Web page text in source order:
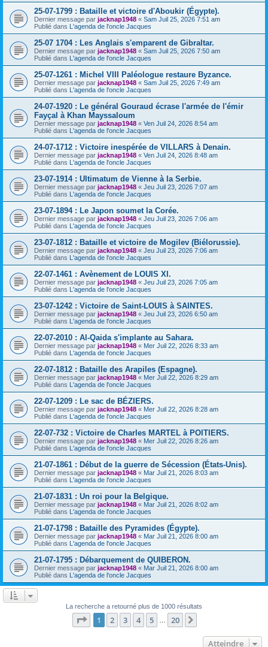
25-07-1799 : Bataille et victoire d'Aboukir (Égypte).
Dernier message par jacknap1948 « Sam Juil 25, 2026 7:51 am
Publié dans L'agenda de l'oncle Jacques
25-07 1704 : Les Anglais s'emparent de Gibraltar.
Dernier message par jacknap1948 « Sam Juil 25, 2026 7:50 am
Publié dans L'agenda de l'oncle Jacques
25-07-1261 : Michel VIII Paléologue restaure Byzance.
Dernier message par jacknap1948 « Sam Juil 25, 2026 7:49 am
Publié dans L'agenda de l'oncle Jacques
24-07-1920 : Le général Gouraud écrase l'armée de l'émir
Fayçal à Khan Mayssaloum
Dernier message par jacknap1948 « Ven Juil 24, 2026 8:54 am
Publié dans L'agenda de l'oncle Jacques
24-07-1712 : Victoire inespérée de VILLARS à Denain.
Dernier message par jacknap1948 « Ven Juil 24, 2026 8:48 am
Publié dans L'agenda de l'oncle Jacques
23-07-1914 : Ultimatum de Vienne à la Serbie.
Dernier message par jacknap1948 « Jeu Juil 23, 2026 7:07 am
Publié dans L'agenda de l'oncle Jacques
23-07-1894 : Le Japon soumet la Corée.
Dernier message par jacknap1948 « Jeu Juil 23, 2026 7:06 am
Publié dans L'agenda de l'oncle Jacques
23-07-1812 : Bataille et victoire de Mogilev (Biélorussie).
Dernier message par jacknap1948 « Jeu Juil 23, 2026 7:06 am
Publié dans L'agenda de l'oncle Jacques
22-07-1461 : Avènement de LOUIS XI.
Dernier message par jacknap1948 « Jeu Juil 23, 2026 7:05 am
Publié dans L'agenda de l'oncle Jacques
23-07-1242 : Victoire de Saint-LOUIS à SAINTES.
Dernier message par jacknap1948 « Jeu Juil 23, 2026 6:50 am
Publié dans L'agenda de l'oncle Jacques
22-07-2010 : Al-Qaida s'implante au Sahara.
Dernier message par jacknap1948 « Mer Juil 22, 2026 8:33 am
Publié dans L'agenda de l'oncle Jacques
22-07-1812 : Bataille des Arapiles (Espagne).
Dernier message par jacknap1948 « Mer Juil 22, 2026 8:29 am
Publié dans L'agenda de l'oncle Jacques
22-07-1209 : Le sac de BÉZIERS.
Dernier message par jacknap1948 « Mer Juil 22, 2026 8:28 am
Publié dans L'agenda de l'oncle Jacques
22-07-732 : Victoire de Charles MARTEL à POITIERS.
Dernier message par jacknap1948 « Mer Juil 22, 2026 8:26 am
Publié dans L'agenda de l'oncle Jacques
21-07-1861 : Début de la guerre de Sécession (États-Unis).
Dernier message par jacknap1948 « Mar Juil 21, 2026 8:03 am
Publié dans L'agenda de l'oncle Jacques
21-07-1831 : Un roi pour la Belgique.
Dernier message par jacknap1948 « Mar Juil 21, 2026 8:02 am
Publié dans L'agenda de l'oncle Jacques
21-07-1798 : Bataille des Pyramides (Égypte).
Dernier message par jacknap1948 « Mar Juil 21, 2026 8:00 am
Publié dans L'agenda de l'oncle Jacques
21-07-1795 : Débarquement de QUIBERON.
Dernier message par jacknap1948 « Mar Juil 21, 2026 8:00 am
Publié dans L'agenda de l'oncle Jacques
La recherche a retourné plus de 1000 résultats
Page 1sur20
1 2 3 4 5 20
Atteindre